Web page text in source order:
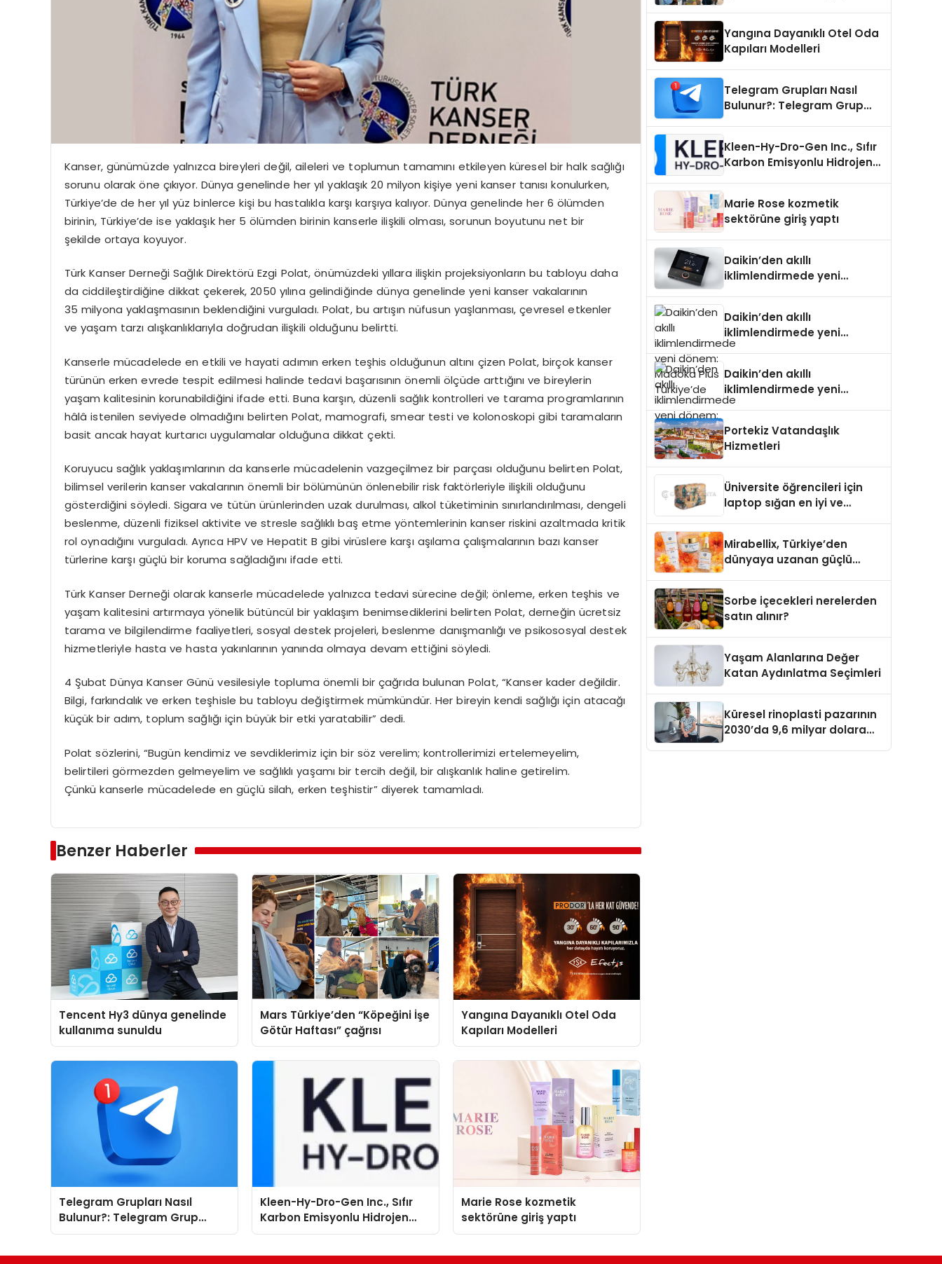
Kanser, günümüzde yalnızca bireyleri değil, aileleri ve toplumun tamamını etkileyen küresel bir halk sağlığı
sorunu olarak öne çıkıyor. Dünya genelinde her yıl yaklaşık 20 milyon kişiye yeni kanser tanısı konulurken,
Türkiye’de de her yıl yüz binlerce kişi bu hastalıkla karşı karşıya kalıyor. Dünya genelinde her 6 ölümden
birinin, Türkiye’de ise yaklaşık her 5 ölümden birinin kanserle ilişkili olması, sorunun boyutunu net bir
şekilde ortaya koyuyor.
Türk Kanser Derneği Sağlık Direktörü Ezgi Polat, önümüzdeki yıllara ilişkin projeksiyonların bu tabloyu daha
da ciddileştirdiğine dikkat çekerek, 2050 yılına gelindiğinde dünya genelinde yeni kanser vakalarının
35 milyona yaklaşmasının beklendiğini vurguladı. Polat, bu artışın nüfusun yaşlanması, çevresel etkenler
ve yaşam tarzı alışkanlıklarıyla doğrudan ilişkili olduğunu belirtti.
Kanserle mücadelede en etkili ve hayati adımın erken teşhis olduğunun altını çizen Polat, birçok kanser
türünün erken evrede tespit edilmesi halinde tedavi başarısının önemli ölçüde arttığını ve bireylerin
yaşam kalitesinin korunabildiğini ifade etti. Buna karşın, düzenli sağlık kontrolleri ve tarama programlarının
hâlâ istenilen seviyede olmadığını belirten Polat, mamografi, smear testi ve kolonoskopi gibi taramaların
basit ancak hayat kurtarıcı uygulamalar olduğuna dikkat çekti.
Koruyucu sağlık yaklaşımlarının da kanserle mücadelenin vazgeçilmez bir parçası olduğunu belirten Polat,
bilimsel verilerin kanser vakalarının önemli bir bölümünün önlenebilir risk faktörleriyle ilişkili olduğunu
gösterdiğini söyledi. Sigara ve tütün ürünlerinden uzak durulması, alkol tüketiminin sınırlandırılması, dengeli
beslenme, düzenli fiziksel aktivite ve stresle sağlıklı baş etme yöntemlerinin kanser riskini azaltmada kritik
rol oynadığını vurguladı. Ayrıca HPV ve Hepatit B gibi virüslere karşı aşılama çalışmalarının bazı kanser
türlerine karşı güçlü bir koruma sağladığını ifade etti.
Türk Kanser Derneği olarak kanserle mücadelede yalnızca tedavi sürecine değil; önleme, erken teşhis ve
yaşam kalitesini artırmaya yönelik bütüncül bir yaklaşım benimsediklerini belirten Polat, derneğin ücretsiz
tarama ve bilgilendirme faaliyetleri, sosyal destek projeleri, beslenme danışmanlığı ve psikososyal destek
hizmetleriyle hasta ve hasta yakınlarının yanında olmaya devam ettiğini söyledi.
4 Şubat Dünya Kanser Günü vesilesiyle topluma önemli bir çağrıda bulunan Polat, “Kanser kader değildir.
Bilgi, farkındalık ve erken teşhisle bu tabloyu değiştirmek mümkündür. Her bireyin kendi sağlığı için atacağı
küçük bir adım, toplum sağlığı için büyük bir etki yaratabilir” dedi.
Polat sözlerini, “Bugün kendimiz ve sevdiklerimiz için bir söz verelim; kontrollerimizi ertelemeyelim,
belirtileri görmezden gelmeyelim ve sağlıklı yaşamı bir tercih değil, bir alışkanlık haline getirelim.
Çünkü kanserle mücadelede en güçlü silah, erken teşhistir” diyerek tamamladı.
Benzer Haberler
Tencent Hy3 dünya genelinde
kullanıma sunuldu
Mars Türkiye’den “Köpeğini İşe
Götür Haftası” çağrısı
Yangına Dayanıklı Otel Oda
Kapıları Modelleri
Telegram Grupları Nasıl
Bulunur?: Telegram Grup
Tanıtımı İçin Kategori Seçimi
Kleen-Hy-Dro-Gen Inc., Sıfır
Karbon Emisyonlu Hidrojen
Isıtma Teknolojisinde ISO ve
Marie Rose kozmetik
sektörüne giriş yaptı
Yangına Dayanıklı Otel Oda
Kapıları Modelleri
Telegram Grupları Nasıl
Bulunur?: Telegram Grup
Kleen-Hy-Dro-Gen Inc., Sıfır
Karbon Emisyonlu Hidrojen
Aldı
Marie Rose kozmetik
sektörüne giriş yaptı
Daikin’den akıllı
iklimlendirmede yeni
Daikin’den akıllı
iklimlendirmede yeni
dönem: Madoka Plus
Daikin’den akıllı
iklimlendirmede yeni
dönem: Madoka Plus
Portekiz Vatandaşlık
Hizmetleri
Üniversite öğrencileri için
laptop sığan en iyi ve
Mirabellix, Türkiye’den
dünyaya uzanan güçlü
Sorbe içecekleri nerelerden
satın alınır?
Yaşam Alanlarına Değer
Katan Aydınlatma Seçimleri
Küresel rinoplasti pazarının
2030’da 9,6 milyar dolara